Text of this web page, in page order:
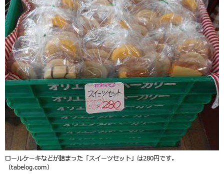
ロールケーキなどが詰まった「スイーツセット」は280円です。
（tabelog.com）